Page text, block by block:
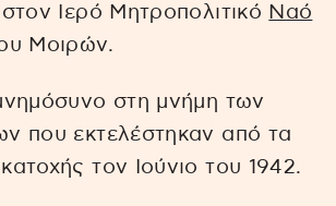
Ιερό Μητροπολιτικό Ναό
Μοιρών.
στη μνήμη των
που εκτελέστηκαν από τα
τον Ιούνιο του 1942.